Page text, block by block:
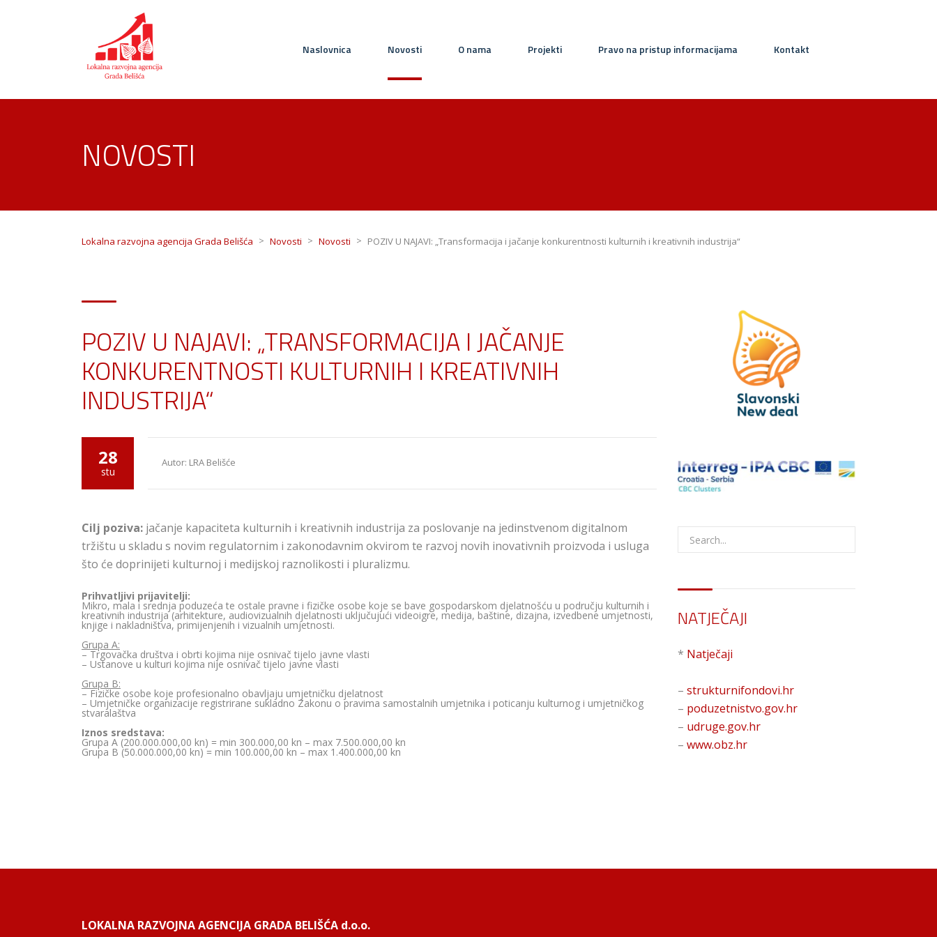
Naslovnica Novosti O nama Projekti Pravo na pristup informacijama Kontakt
NOVOSTI
Lokalna razvojna agencija Grada Belišća > Novosti > Novosti > POZIV U NAJAVI: „Transformacija i jačanje konkurentnosti kulturnih i kreativnih industrija“
POZIV U NAJAVI: „TRANSFORMACIJA I JAČANJE
KONKURENTNOSTI KULTURNIH I KREATIVNIH
INDUSTRIJA“
28
stu
Autor: LRA Belišće
Cilj poziva: jačanje kapaciteta kulturnih i kreativnih industrija za poslovanje na jedinstvenom digitalnom
tržištu u skladu s novim regulatornim i zakonodavnim okvirom te razvoj novih inovativnih proizvoda i usluga
što će doprinijeti kulturnoj i medijskoj raznolikosti i pluralizmu.
Prihvatljivi prijavitelji:
Mikro, mala i srednja poduzeća te ostale pravne i fizičke osobe koje se bave gospodarskom djelatnošću u području kulturnih i
kreativnih industrija (arhitekture, audiovizualnih djelatnosti uključujući videoigre, medija, baštine, dizajna, izvedbene umjetnosti,
knjige i nakladništva, primijenjenih i vizualnih umjetnosti.
Grupa A:
– Trgovačka društva i obrti kojima nije osnivač tijelo javne vlasti
– Ustanove u kulturi kojima nije osnivač tijelo javne vlasti
Grupa B:
– Fizičke osobe koje profesionalno obavljaju umjetničku djelatnost
– Umjetničke organizacije registrirane sukladno Zakonu o pravima samostalnih umjetnika i poticanju kulturnog i umjetničkog
stvaralaštva
Iznos sredstava:
Grupa A (200.000.000,00 kn) = min 300.000,00 kn – max 7.500.000,00 kn
Grupa B (50.000.000,00 kn) = min 100.000,00 kn – max 1.400.000,00 kn
NATJEČAJI
* Natječaji
– strukturnifondovi.hr
– poduzetnistvo.gov.hr
– udruge.gov.hr
– www.obz.hr
LOKALNA RAZVOJNA AGENCIJA GRADA BELIŠĆA d.o.o.